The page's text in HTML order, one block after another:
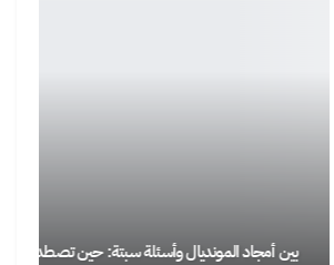
وأسئلة سبتة: حين تصطدم الصورة بالواقع